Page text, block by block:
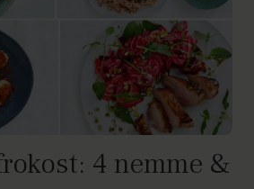
4 nemme &